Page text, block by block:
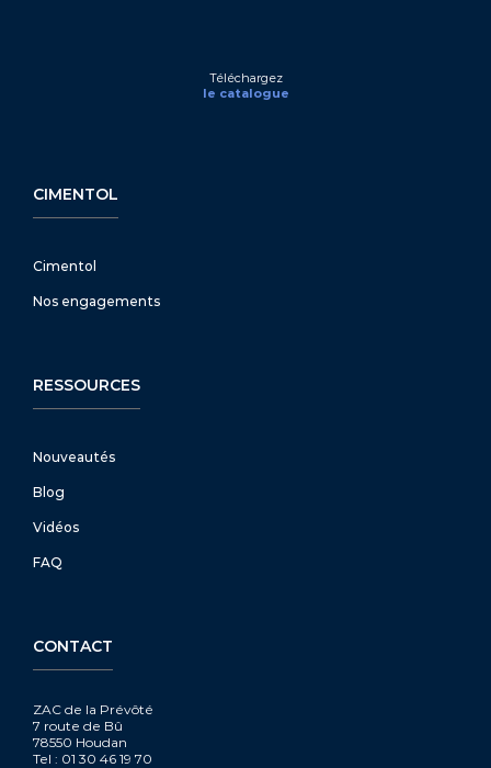
Téléchargez
le catalogue
CIMENTOL
Cimentol
Nos engagements
RESSOURCES
Nouveautés
Blog
Vidéos
FAQ
CONTACT
ZAC de la Prévôté
7 route de Bû
78550 Houdan
Tel : 01 30 46 19 70